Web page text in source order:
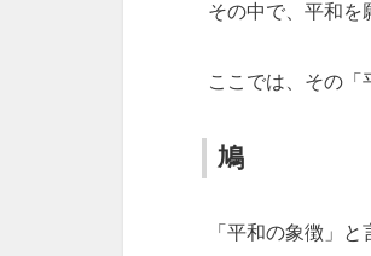
その中で、平和を
ここでは、その「
鳩
「平和の象徴」と